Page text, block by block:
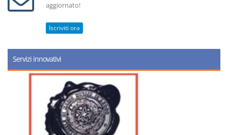
aggiornato!
Iscriviti ora
Servizi innovativi